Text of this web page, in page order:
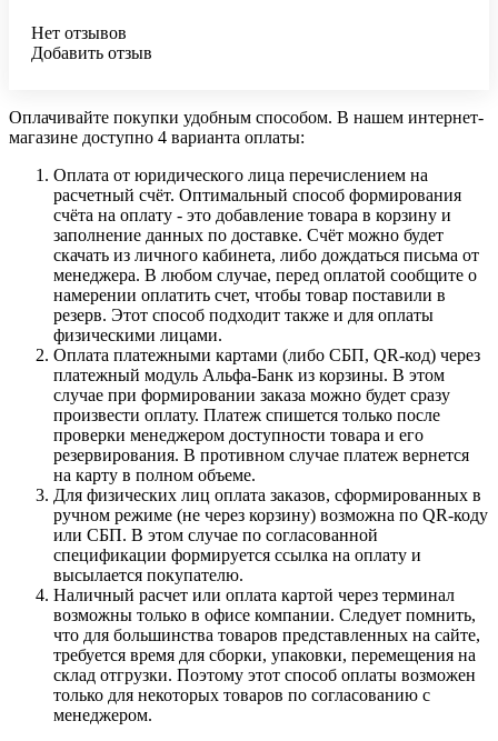
Нет отзывов
Добавить отзыв
Оплачивайте покупки удобным способом. В нашем интернет-
магазине доступно 4 варианта оплаты:
Оплата от юридического лица перечислением на
расчетный счёт. Оптимальный способ формирования
счёта на оплату - это добавление товара в корзину и
заполнение данных по доставке. Счёт можно будет
скачать из личного кабинета, либо дождаться письма от
менеджера. В любом случае, перед оплатой сообщите о
намерении оплатить счет, чтобы товар поставили в
резерв. Этот способ подходит также и для оплаты
физическими лицами.
Оплата платежными картами (либо СБП, QR-код) через
платежный модуль Альфа-Банк из корзины. В этом
случае при формировании заказа можно будет сразу
произвести оплату. Платеж спишется только после
проверки менеджером доступности товара и его
резервирования. В противном случае платеж вернется
на карту в полном объеме.
Для физических лиц оплата заказов, сформированных в
ручном режиме (не через корзину) возможна по QR-коду
или СБП. В этом случае по согласованной
спецификации формируется ссылка на оплату и
высылается покупателю.
Наличный расчет или оплата картой через терминал
возможны только в офисе компании. Следует помнить,
что для большинства товаров представленных на сайте,
требуется время для сборки, упаковки, перемещения на
склад отгрузки. Поэтому этот способ оплаты возможен
только для некоторых товаров по согласованию с
менеджером.